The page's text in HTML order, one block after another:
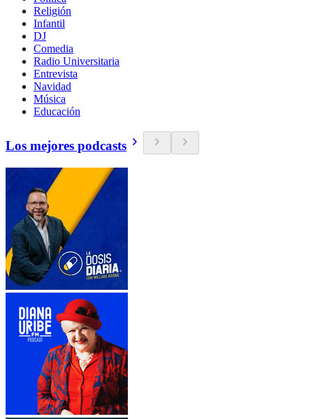
Religión
Infantil
DJ
Comedia
Radio Universitaria
Entrevista
Navidad
Música
Educación
Los mejores podcasts